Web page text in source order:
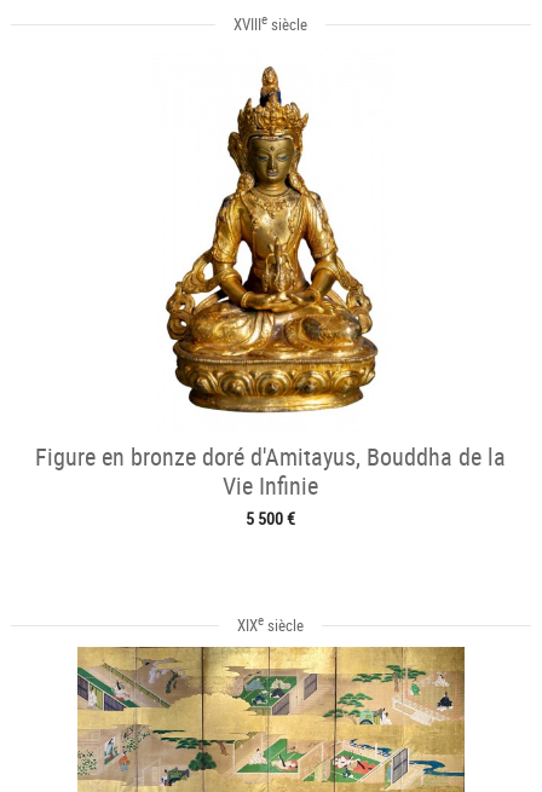
XVIIIe siècle
Figure en bronze doré d'Amitayus, Bouddha de la
Vie Infinie
5 500 €
XIXe siècle